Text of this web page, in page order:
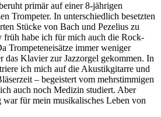
primär auf einer 8-jährigen
Trompeter. In unterschiedlich besetzten
Stücke von Bach und Pezelius zu
habe ich für mich auch die Rock-
Trompeteneisätze immer weniger
das Klavier zur Jazzorgel gekommen. In
ich mich auf die Akustikgitarre und
– begeistert vom mehrstimmigen
auch noch Medizin studiert. Aber
war für mein musikalisches Leben von